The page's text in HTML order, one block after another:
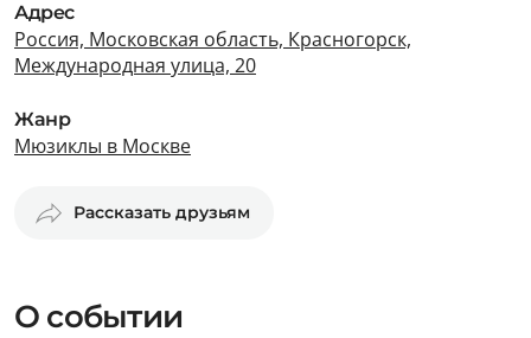
Адрес
Россия, Московская область, Красногорск,
Международная улица, 20
Жанр
Мюзиклы в Москве
Рассказать друзьям
О событии